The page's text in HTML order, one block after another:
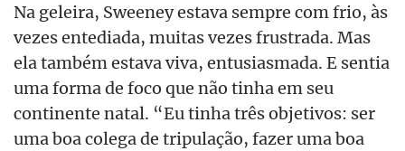
Na geleira, Sweeney estava sempre com frio, às
vezes entediada, muitas vezes frustrada. Mas
ela também estava viva, entusiasmada. E sentia
uma forma de foco que não tinha em seu
continente natal. “Eu tinha três objetivos: ser
uma boa colega de tripulação, fazer uma boa